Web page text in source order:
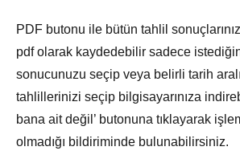
PDF butonu ile bütün tahlil
pdf olarak kaydedebilir sadece
sonucunuzu seçip veya belirli tarih
tahlillerinizi seçip bilgisayarınıza
bana ait değil’ butonuna tıklayarak
olmadığı bildiriminde bulunabilirsiniz.